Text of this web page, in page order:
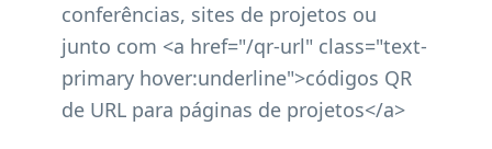
conferências, sites de projetos ou
junto com <a href="/qr-url" class="text-
primary hover:underline">códigos QR
de URL para páginas de projetos</a>